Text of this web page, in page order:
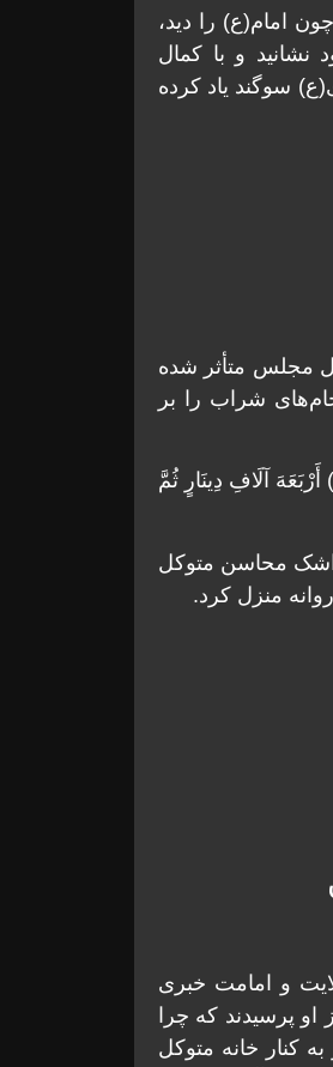
امام(ع) را دید،
نشانید و با کمال
سوگند یاد کرده
مجلس متأثر شده
شراب را بر
آلَافِ دِینَارٍ ثُمَّ
اشک محاسن متوکل
منزل کرد.
و امامت خبری
پرسیدند که چرا
کنار خانه متوکل